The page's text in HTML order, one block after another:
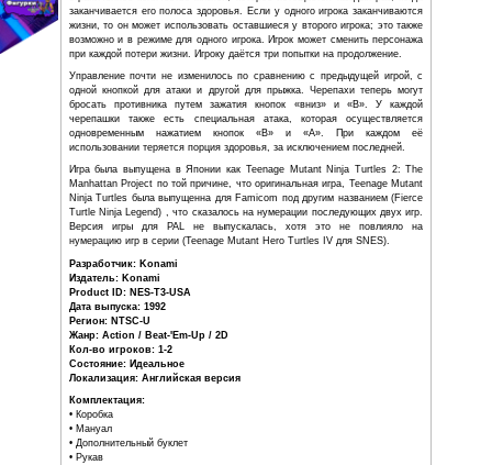
с намерением отправить в космос, и
взяли Эйприл в заложники.
В TMNT III могут играть два игрока
одновременно, причем каждый игрок
управляет своим персонажем. Игрок может выбрать
черепах: Леонардо, Рафаэля, Микеланджело и
которых владеет своим опредёленным оружием. В
режима многопользовательской игры, первый
ранить друг друга, другой отключает эту
ограниченное количество жизней, которое истощается
заканчивается его полоса здоровья. Если у одного
жизни, то он может использовать оставшиеся у второго
возможно и в режиме для одного игрока. Игрок может
при каждой потери жизни. Игроку даётся три попытки на
Управление почти не изменилось по сравнению с
одной кнопкой для атаки и другой для прыжка.
бросать противника путем зажатия кнопок «вниз»
черепашки также есть специальная атака, которая
одновременным нажатием кнопок «B» и «A».
использовании теряется порция здоровья, за
Игра была выпущена в Японии как Teenage Mutant